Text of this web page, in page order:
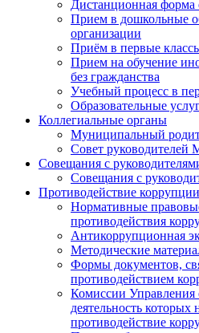
Дистанционная форма
Прием в дошкольные
организации
Приём в первые
Прием на обучение
без гражданства
Учебный процесс в
Образовательные
Коллегиальные органы
Муниципальный
Совет
Совещания с
Совещания с
Противодействие коррупции
Нормативные
противодействия
Антикоррупционная
Методические
Формы документов,
противодействием
Комиссии
деятельность которых
противодействие